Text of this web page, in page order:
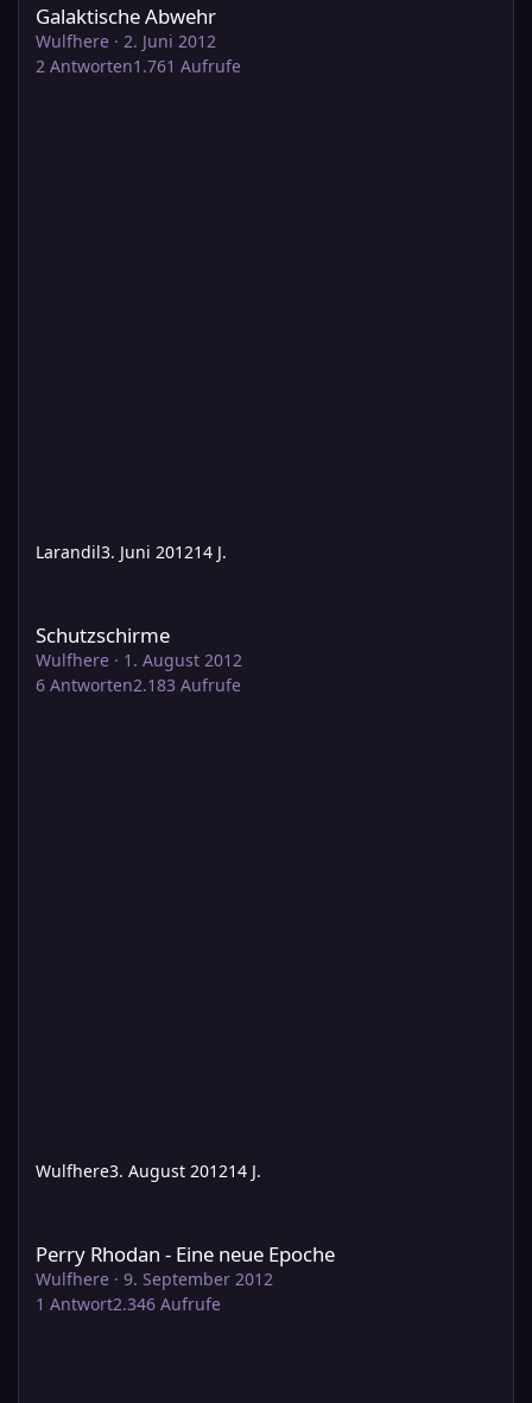
Galaktische Abwehr
Wulfhere · 2. Juni 2012
2 Antworten1.761 Aufrufe
Larandil3. Juni 201214 J.
Schutzschirme
Wulfhere · 1. August 2012
6 Antworten2.183 Aufrufe
Wulfhere3. August 201214 J.
Perry Rhodan - Eine neue Epoche
Wulfhere · 9. September 2012
1 Antwort2.346 Aufrufe